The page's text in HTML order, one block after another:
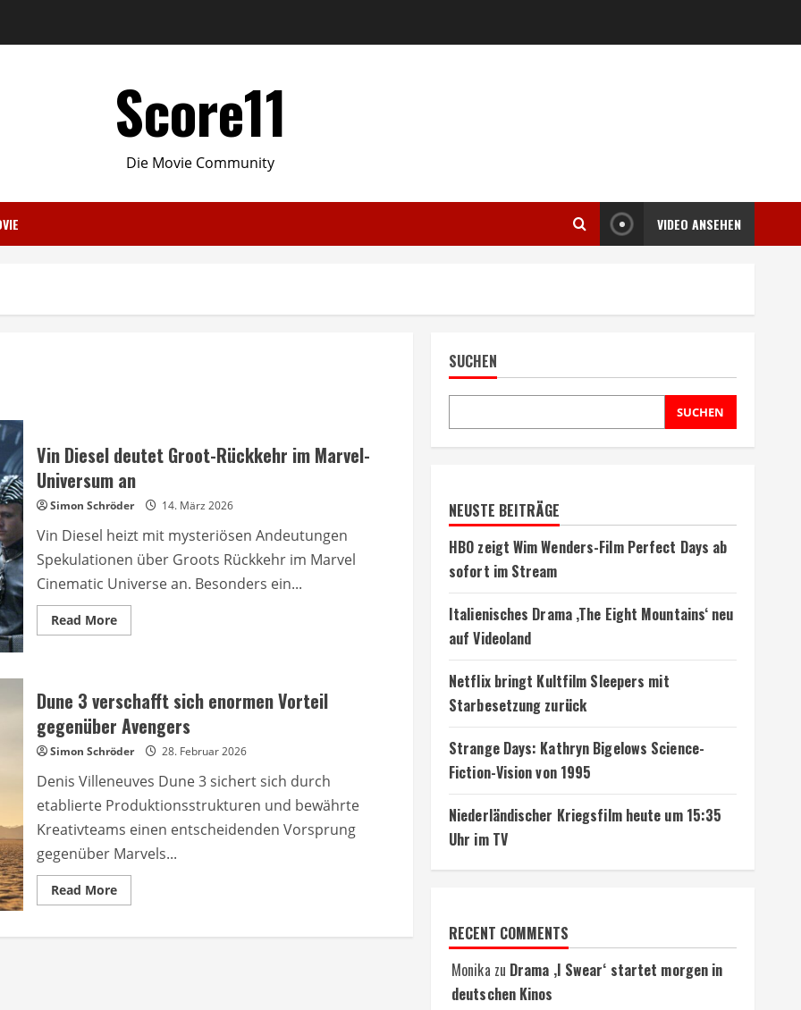
Score11
Die Movie Community
VIDEO ANSEHEN
Vin Diesel deutet Groot-Rückkehr im Marvel-
Universum an
Simon Schröder 14. März 2026
Vin Diesel heizt mit mysteriösen Andeutungen
Spekulationen über Groots Rückkehr im Marvel
Cinematic Universe an. Besonders ein...
Read MoreRead
more
Groot-
Rückkehr
im
Marvel-
Universum
an
Dune 3 verschafft sich enormen Vorteil
gegenüber Avengers
Simon Schröder 28. Februar 2026
Denis Villeneuves Dune 3 sichert sich durch
etablierte Produktionsstrukturen und bewährte
Kreativteams einen entscheidenden Vorsprung
gegenüber Marvels...
Read MoreRead
more
3
SUCHEN
SUCHEN
NEUSTE BEITRÄGE
HBO zeigt Wim Wenders-Film Perfect Days ab
sofort im Stream
Italienisches Drama ‚The Eight Mountains‘ neu
auf Videoland
Netflix bringt Kultfilm Sleepers mit
Starbesetzung zurück
Strange Days: Kathryn Bigelows Science-
Fiction-Vision von 1995
Niederländischer Kriegsfilm heute um 15:35
Uhr im TV
RECENT COMMENTS
Monika zu Drama ‚I Swear‘ startet morgen in
deutschen Kinos